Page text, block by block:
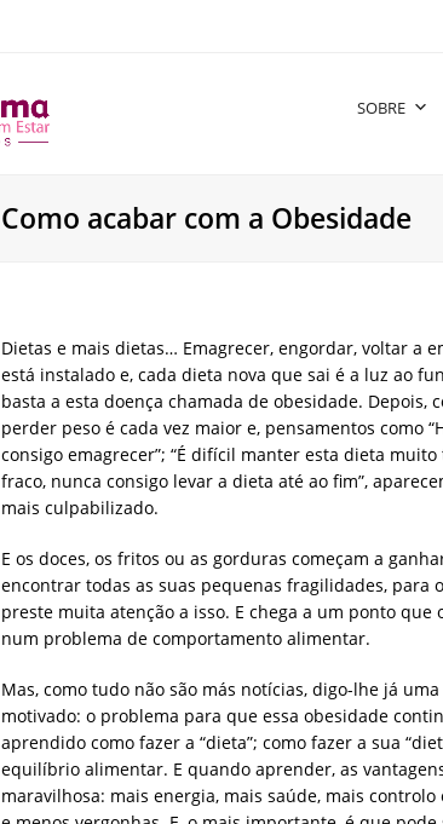
SOBRE
Como acabar com a Obesidade
Dietas e mais dietas… Emagrecer, engordar, voltar a
está instalado e, cada dieta nova que sai é a luz ao
basta a esta doença chamada de obesidade. Depois,
perder peso é cada vez maior e, pensamentos como
consigo emagrecer”; “É difícil manter esta dieta muito
fraco, nunca consigo levar a dieta até ao fim”,
mais culpabilizado.
E os doces, os fritos ou as gorduras começam a
encontrar todas as suas pequenas fragilidades, para
preste muita atenção a isso. E chega a um ponto
num problema de comportamento alimentar.
Mas, como tudo não são más notícias, digo-lhe já
motivado: o problema para que essa obesidade
aprendido como fazer a “dieta”; como fazer a sua
equilíbrio alimentar. E quando aprender, as
maravilhosa: mais energia, mais saúde, mais